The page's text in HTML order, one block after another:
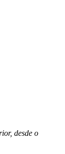
desde o